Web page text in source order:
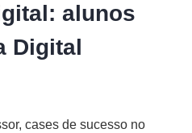
alunos
Digital
cases de sucesso no